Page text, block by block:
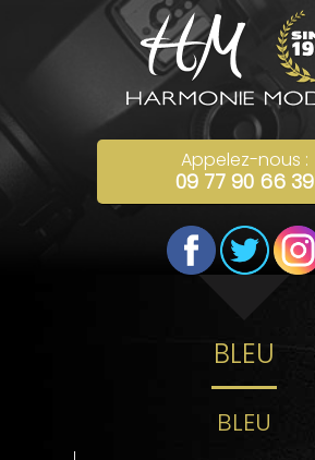
Appelez-nous :
09 77 90 66 39
BLEU
BLEU